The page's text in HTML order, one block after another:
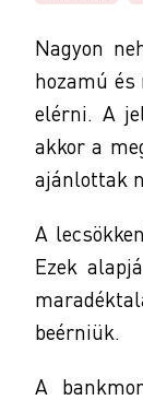
Nagyon
hozamú
elérni. A
akkor a
ajánlottak
A
Ezek
beérniük.
A